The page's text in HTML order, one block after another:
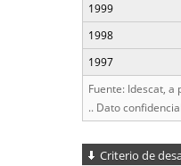
1999
1998
1997
Fuente: Idescat,
.. Dato
Criterio de